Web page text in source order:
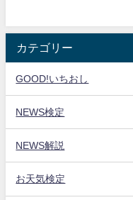
カテゴリー
GOOD!いちおし
NEWS検定
NEWS解説
お天気検定